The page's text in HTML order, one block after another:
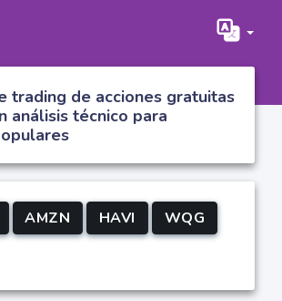
trading de acciones gratuitas
análisis técnico para
AMZN HAVI
WQG